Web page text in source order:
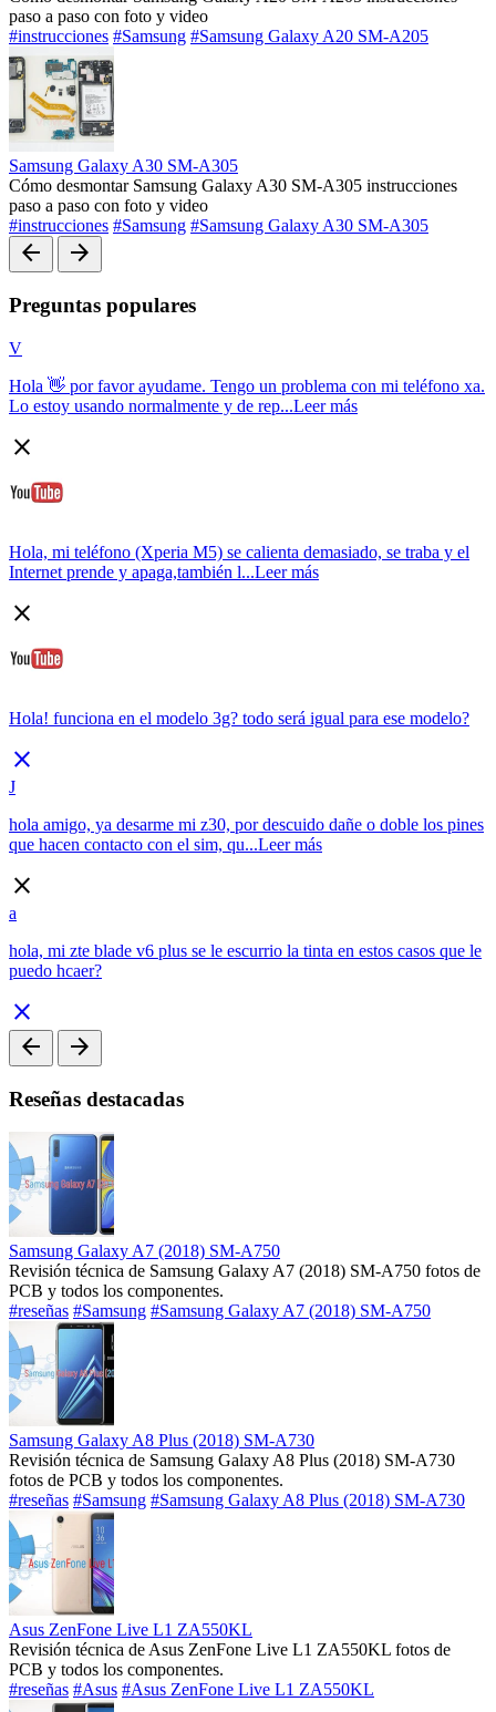
paso a paso con foto y video
#instrucciones #Samsung #Samsung Galaxy A20 SM-A205
Samsung Galaxy A30 SM-A305
Cómo desmontar Samsung Galaxy A30 SM-A305 instrucciones
paso a paso con foto y video
#instrucciones #Samsung #Samsung Galaxy A30 SM-A305
arrow_back arrow_forward
Preguntas populares
V
Hola 👋 por favor ayudame. Tengo un problema con mi teléfono xa.
Lo estoy usando normalmente y de rep...Leer más
close
Hola, mi teléfono (Xperia M5) se calienta demasiado, se traba y el
Internet prende y apaga,también l...Leer más
close
Hola! funciona en el modelo 3g? todo será igual para ese modelo?
close
J
hola amigo, ya desarme mi z30, por descuido dañe o doble los pines
que hacen contacto con el sim, qu...Leer más
close
a
hola, mi zte blade v6 plus se le escurrio la tinta en estos casos que le
puedo hcaer?
close
arrow_back
arrow_forward
Reseñas destacadas
Samsung Galaxy A7 (2018) SM-A750
Revisión técnica de Samsung Galaxy A7 (2018) SM-A750 fotos de
PCB y todos los componentes.
#reseñas #Samsung #Samsung Galaxy A7 (2018) SM-A750
Samsung Galaxy A8 Plus (2018) SM-A730
Revisión técnica de Samsung Galaxy A8 Plus (2018) SM-A730
fotos de PCB y todos los componentes.
#reseñas #Samsung #Samsung Galaxy A8 Plus (2018) SM-A730
Asus ZenFone Live L1 ZA550KL
Revisión técnica de Asus ZenFone Live L1 ZA550KL fotos de
PCB y todos los componentes.
#reseñas #Asus #Asus ZenFone Live L1 ZA550KL